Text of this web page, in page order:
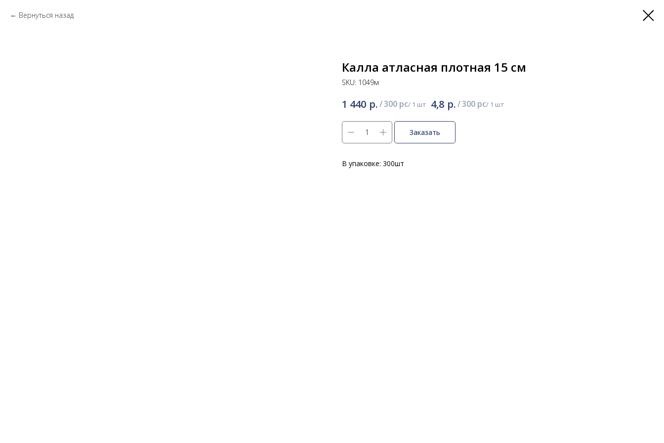
Вернуться назад
Калла атласная плотная 15 см
SKU: 1049м
1 440 р./300 pc 4,8 р./300 pc
Заказать
В упаковке: 300шт